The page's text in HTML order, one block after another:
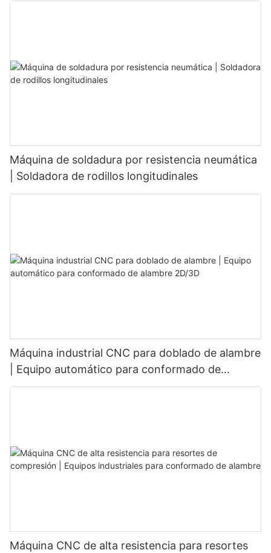
Máquina de soldadura por resistencia neumática
| Soldadora de rodillos longitudinales
Máquina industrial CNC para doblado de alambre
| Equipo automático para conformado de
alambre 2D/3D
Máquina CNC de alta resistencia para resortes